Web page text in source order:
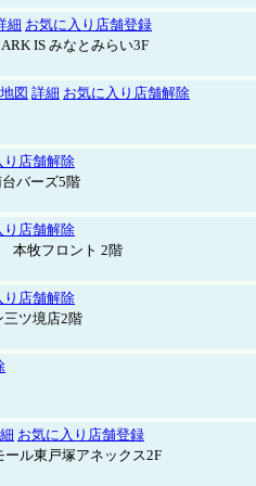
細 お気に入り店舗登録
IS みなとみらい3F
地図 詳細 お気に入り店舗解除
り店舗解除
バーズ5階
り店舗解除
本牧フロント 2階
り店舗解除
三ツ境店2階
お気に入り店舗登録
ル東戸塚アネックス2F